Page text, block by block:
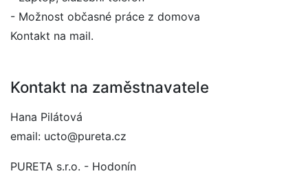
- Možnost občasné práce z domova
Kontakt na mail.
Kontakt na zaměstnavatele
Hana Pilátová
email: ucto@pureta.cz
PURETA s.r.o. - Hodonín